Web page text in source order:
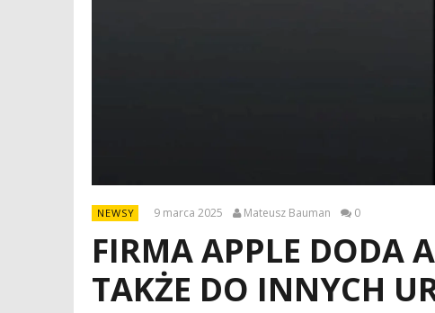
NEWSY 9 marca 2025 Mateusz Bauman 0
FIRMA APPLE DODA
TAKŻE DO INNYCH